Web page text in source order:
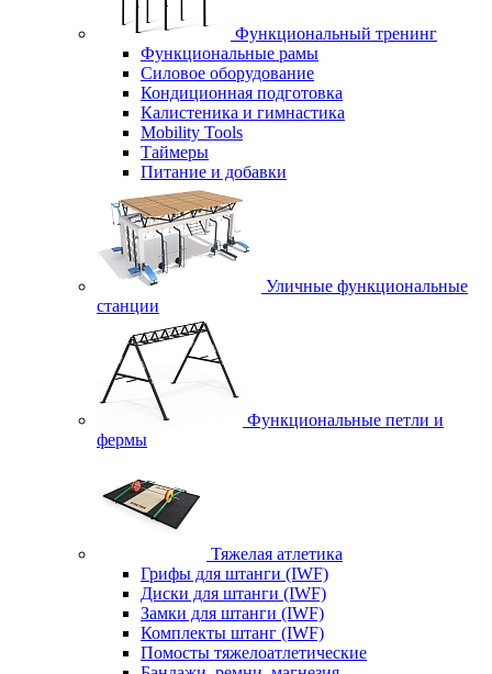
Функциональный тренинг
Функциональные рамы
Силовое оборудование
Кондиционная подготовка
Калистеника и гимнастика
Mobility Tools
Таймеры
Питание и добавки
Уличные функциональные
станции
Функциональные петли и
фермы
Тяжелая атлетика
Грифы для штанги (IWF)
Диски для штанги (IWF)
Замки для штанги (IWF)
Комплекты штанг (IWF)
Помосты тяжелоатлетические